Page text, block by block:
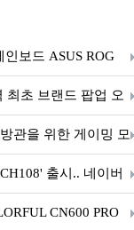
보드 ASUS ROG
최초 브랜드 팝업 오
관을 위한 게이밍 모
출시.. 네이버
CN600 PRO